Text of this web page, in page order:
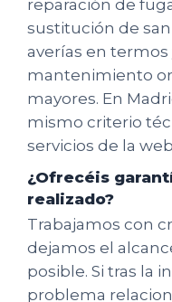
reparación de
sustitución de
averías en termos
mantenimiento
mayores. En
mismo criterio
servicios de la
¿Ofrecéis
realizado?
Trabajamos con
dejamos el
posible. Si tras la
problema